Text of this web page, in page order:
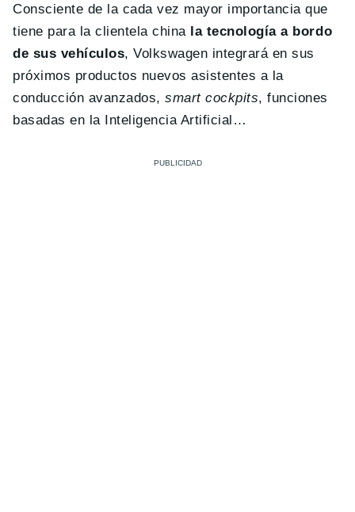
Consciente de la cada vez mayor importancia que
tiene para la clientela china la tecnología a bordo
de sus vehículos, Volkswagen integrará en sus
próximos productos nuevos asistentes a la
conducción avanzados,smart cockpits, funciones
basadas en la Inteligencia Artificial…